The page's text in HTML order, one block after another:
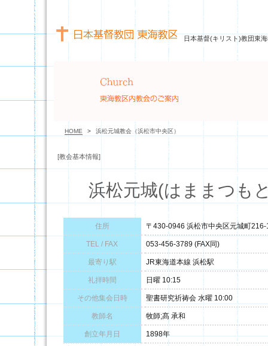
日本基督(キリスト)教団東海
HOME > 浜松元城教会（浜松市中央区）
[教会基本情報]
浜松元城(はままつも
住所 〒430-0946 浜松市中央区元城町216-
TEL / FAX 053-456-3789 (FAX同)
最寄り駅 JR東海道本線 浜松駅
礼拝時間 日曜 10:15
その他集会日時 聖書研究祈祷会 水曜 10:00
教師名 牧師;髙 承和
創立年月日 1898年